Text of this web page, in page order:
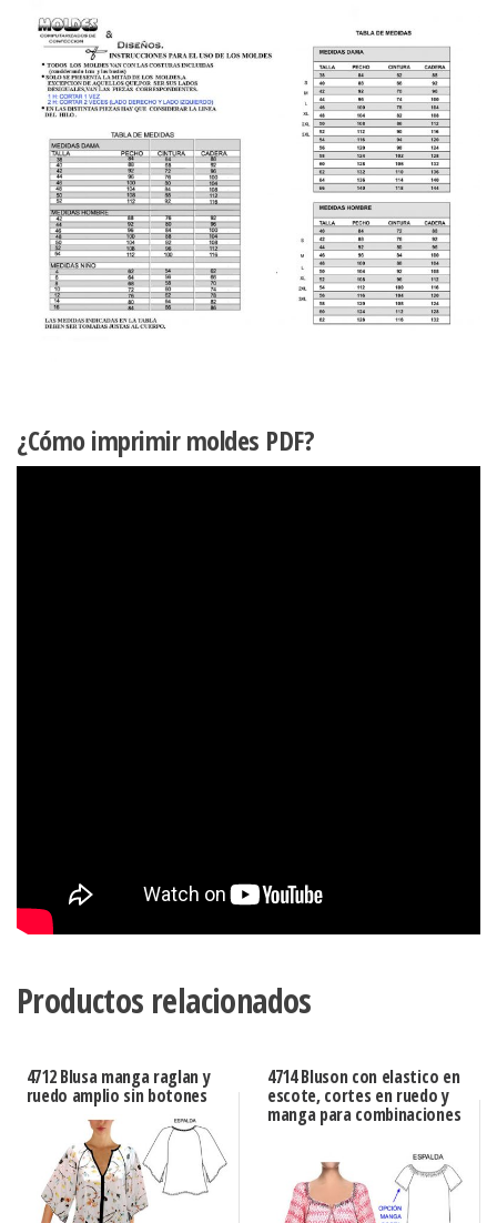
CON
PLIEGES
EN
EL
HOMBRO
EN
EL
BUSTO
cantidad
¿Cómo imprimir moldes PDF?
Productos relacionados
4712 Blusa manga raglan y
ruedo amplio sin botones
4714 Bluson con elastico en
escote, cortes en ruedo y
manga para combinaciones